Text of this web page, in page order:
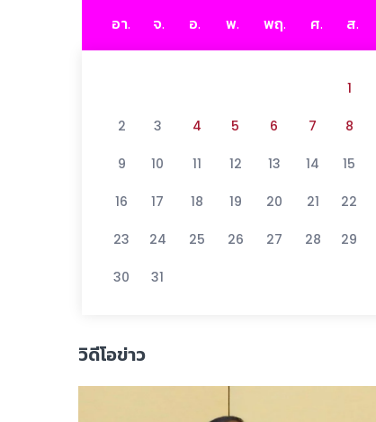
อา. จ. อ. พ. พฤ. ศ. ส.
1
2 3 4 5 6 7 8
9 10 11 12 13 14 15
16 17 18 19 20 21 22
23 24 25 26 27 28 29
30 31
วิดีโอข่าว